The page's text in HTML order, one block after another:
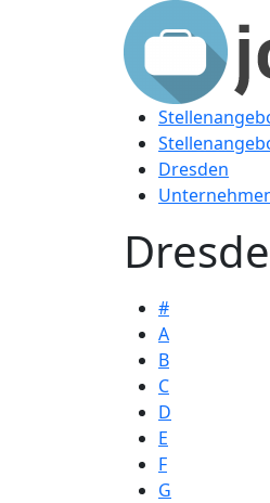
Dresden
#
A
B
C
D
E
F
G